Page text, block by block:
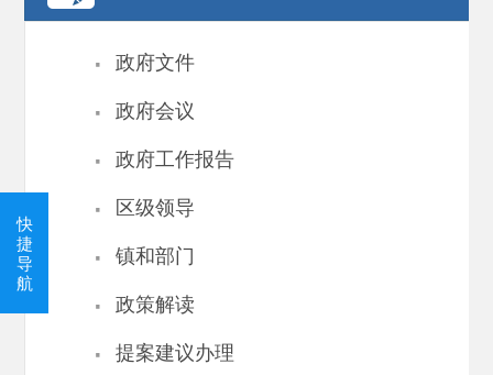
· 政府文件
· 政府会议
· 政府工作报告
· 区级领导
· 镇和部门
· 政策解读
· 提案建议办理
快
捷
导
航